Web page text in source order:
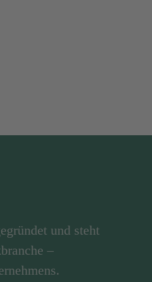
und steht
–